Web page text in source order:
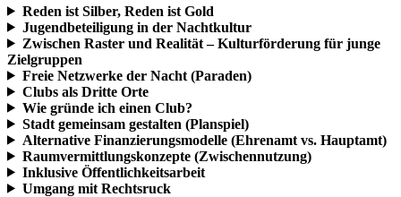
Reden ist Silber, Reden ist Gold
Jugendbeteiligung in der Nachtkultur
Zwischen Raster und Realität – Kulturförderung für junge
Zielgruppen
Freie Netzwerke der Nacht (Paraden)
Clubs als Dritte Orte
Wie gründe ich einen Club?
Stadt gemeinsam gestalten (Planspiel)
Alternative Finanzierungsmodelle (Ehrenamt vs. Hauptamt)
Raumvermittlungskonzepte (Zwischennutzung)
Inklusive Öffentlichkeitsarbeit
Umgang mit Rechtsruck